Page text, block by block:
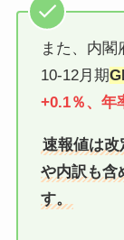
また、内閣
10-12月期
+0.1％、年
速報値は
や内訳も含
す。